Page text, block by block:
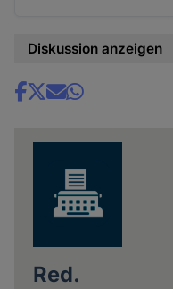
Diskussion anzeigen
Share
Red.